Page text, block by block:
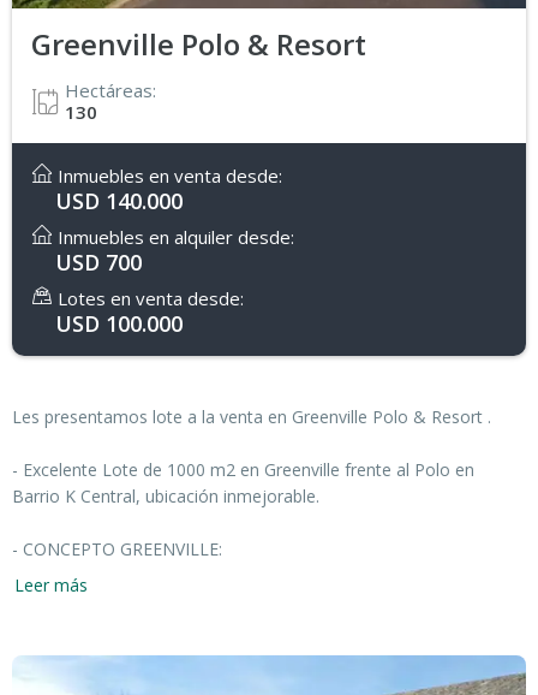
Greenville Polo & Resort
Hectáreas:
130
Inmuebles en venta desde:
USD 140.000
Inmuebles en alquiler desde:
USD 700
Lotes en venta desde:
USD 100.000
Les presentamos lote a la venta en Greenville Polo & Resort .
- Excelente Lote de 1000 m2 en Greenville frente al Polo en
Barrio K Central, ubicación inmejorable.
- CONCEPTO GREENVILLE:
al aire libre como el polo y un estilo de vida con servicios de
hotelería de primer nivel. Ubicado en el Gran Buenos Aires, a 20
Leer más